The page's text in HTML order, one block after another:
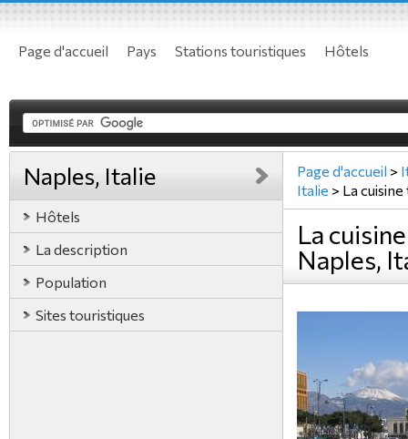
Page d'accueil Pays Stations touristiques Hôtels
Naples, Italie
Hôtels
La description
Population
Sites touristiques
Page d'accueil >
Italie > La
La
Naples,